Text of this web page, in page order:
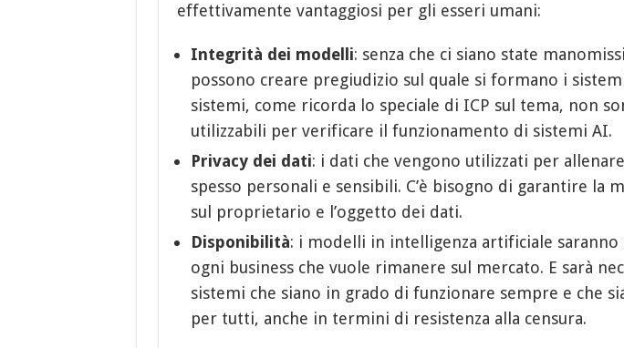
effettivamente vantaggiosi per gli esseri umani:
Integrità dei modelli: senza che ci siano state
possono creare pregiudizio sul quale si formano i
sistemi, come ricorda lo speciale di ICP sul tema, non
utilizzabili per verificare il funzionamento di sistemi AI.
Privacy dei dati: i dati che vengono utilizzati per
spesso personali e sensibili. C’è bisogno di garantire la
sul proprietario e l’oggetto dei dati.
Disponibilità: i modelli in intelligenza artificiale saranno
ogni business che vuole rimanere sul mercato. E sarà
sistemi che siano in grado di funzionare sempre e che
per tutti, anche in termini di resistenza alla censura.